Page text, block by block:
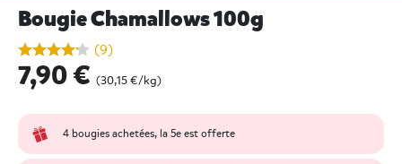
Bougie Chamallows 100g
undefined out of 5 Customer Rating
(9)
7,90 € (30,15 €/kg)
4 bougies achetées, la 5e est offerte